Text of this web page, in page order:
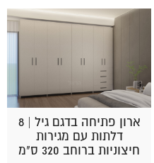
ארון פתיחה בדגם גיל | 8
דלתות עם מגירות
חיצוניות ברוחב 320 ס"מ